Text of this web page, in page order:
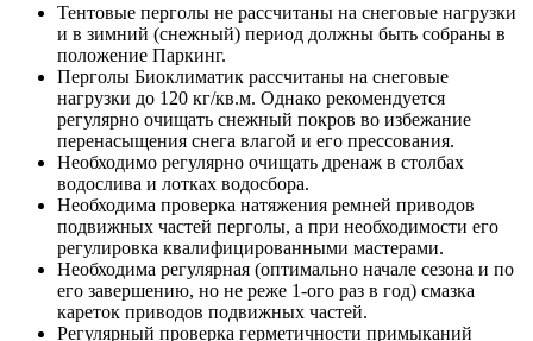
Тентовые перголы не рассчитаны на снеговые нагрузки
и в зимний (снежный) период должны быть собраны в
положение Паркинг.
Перголы Биоклиматик рассчитаны на снеговые
нагрузки до 120 кг/кв.м. Однако рекомендуется
регулярно очищать снежный покров во избежание
перенасыщения снега влагой и его прессования.
Необходимо регулярно очищать дренаж в столбах
водослива и лотках водосбора.
Необходима проверка натяжения ремней приводов
подвижных частей перголы, а при необходимости его
регулировка квалифицированными мастерами.
Необходима регулярная (оптимально начале сезона и по
его завершению, но не реже 1-ого раз в год) смазка
кареток приводов подвижных частей.
Регулярный проверка герметичности примыканий